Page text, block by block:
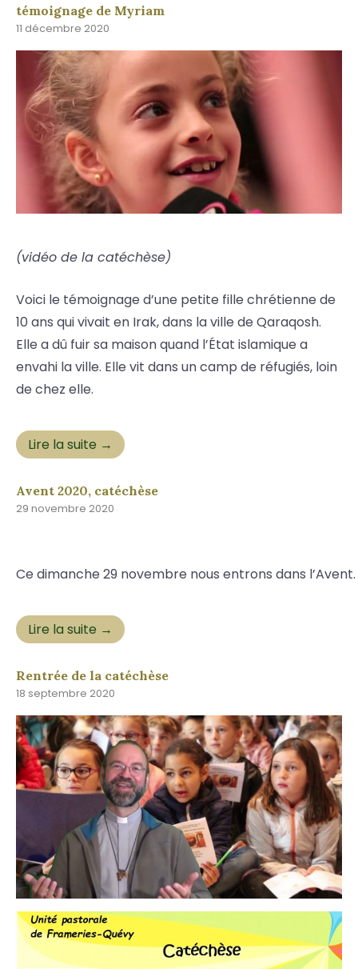
témoignage de Myriam
11 décembre 2020
(vidéo de la catéchèse)
Voici le témoignage d’une petite fille chrétienne de
10 ans qui vivait en Irak, dans la ville de Qaraqosh.
Elle a dû fuir sa maison quand l’État islamique a
envahi la ville. Elle vit dans un camp de réfugiés, loin
de chez elle.
Lire la suite →
Avent 2020, catéchèse
29 novembre 2020
Ce dimanche 29 novembre nous entrons dans
Lire la suite →
Rentrée de la catéchèse
18 septembre 2020